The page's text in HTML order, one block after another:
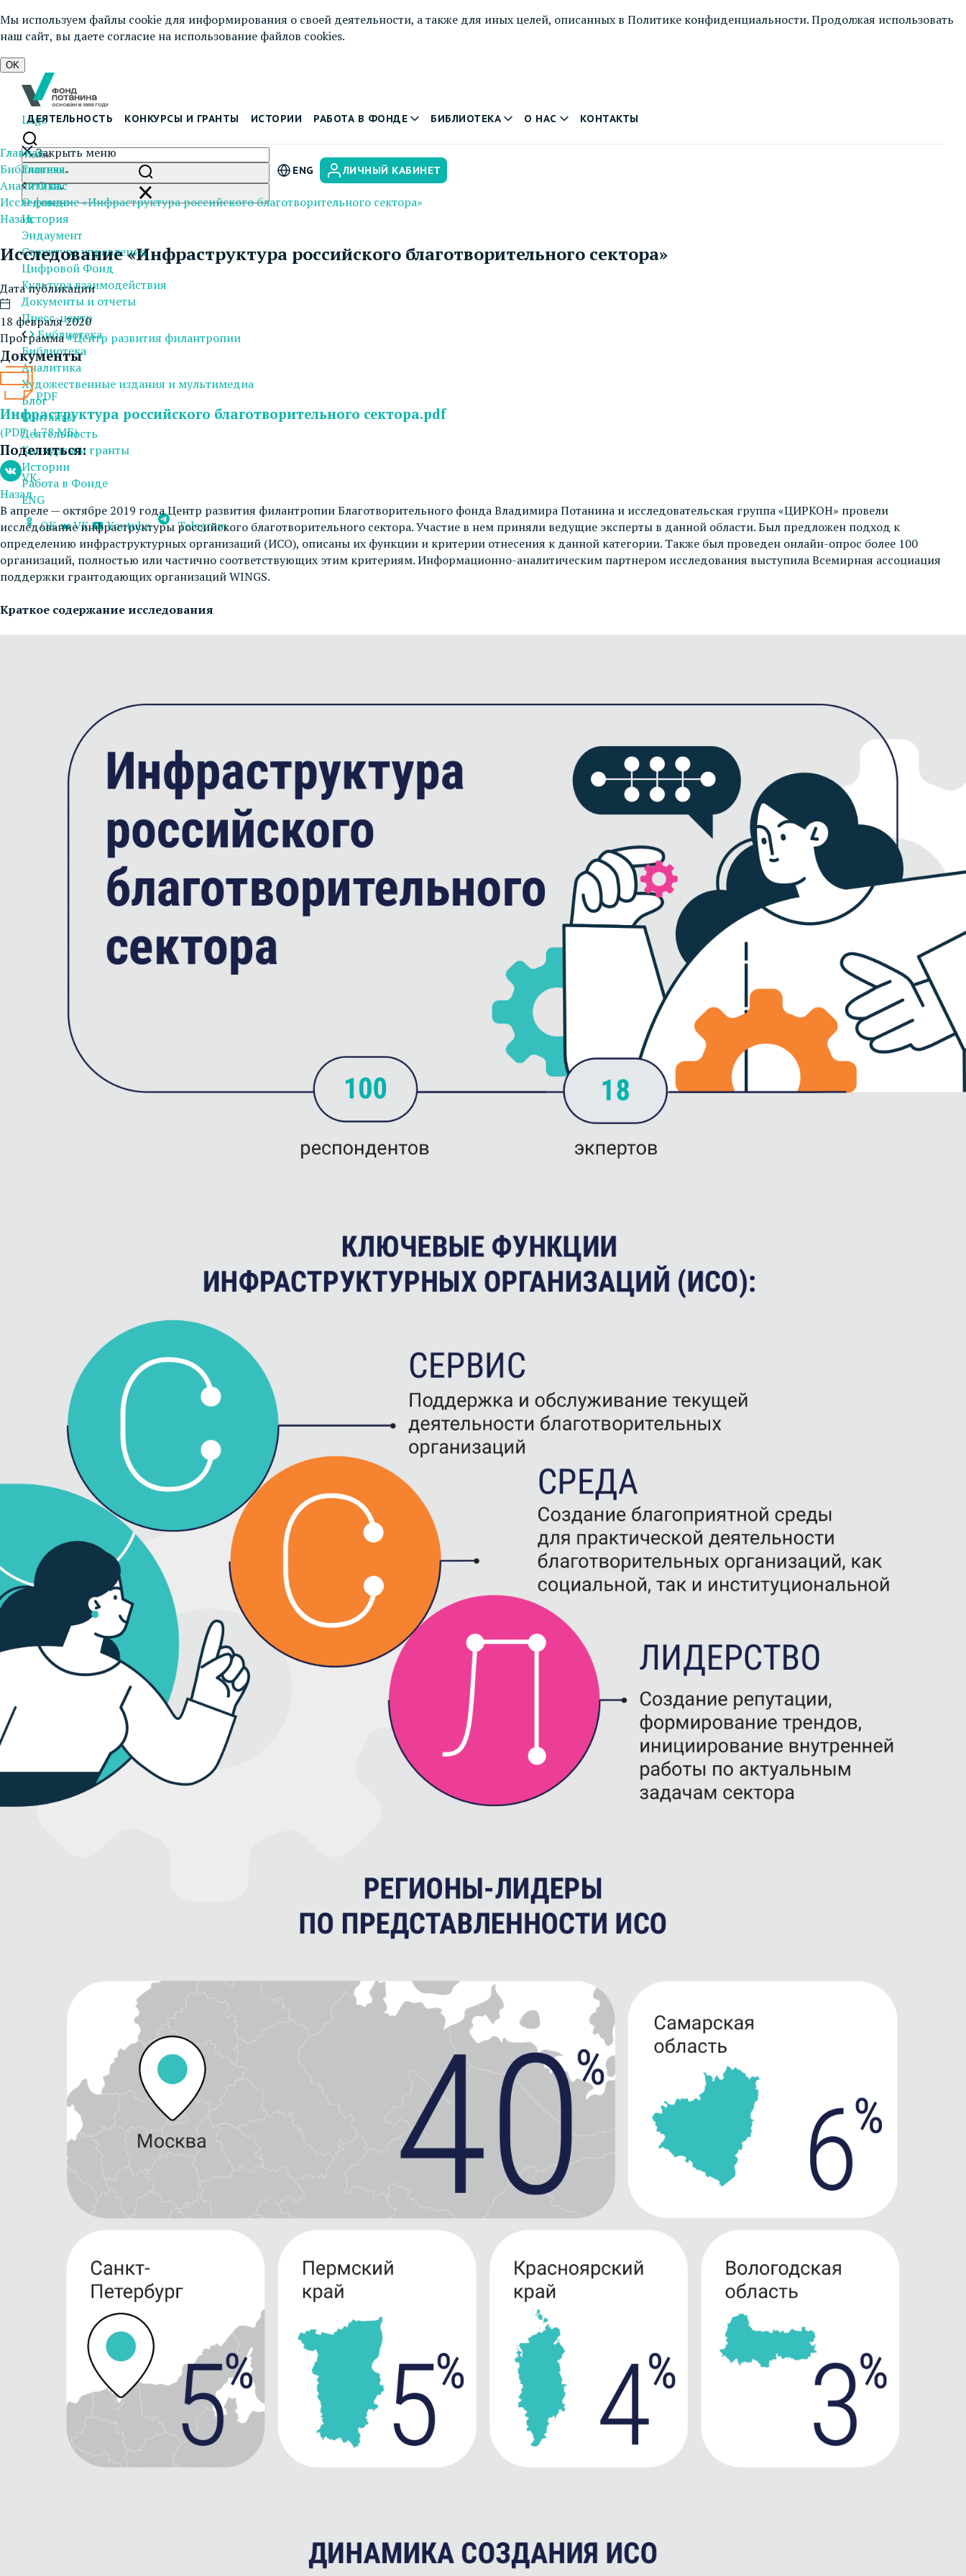
Мы используем файлы cookie для информирования о своей деятельности, а также для иных целей, описанных в Политике конфиденциальности. Продолжая использовать
наш сайт, вы даете согласие на использование файлов cookies.
OK
Logo
ДЕЯТЕЛЬНОСТЬ КОНКУРСЫ И ГРАНТЫ ИСТОРИИ РАБОТА В ФОНДЕ БИБЛИОТЕКА О НАС КОНТАКТЫ
ENG ЛИЧНЫЙ КАБИНЕТ
Закрыть меню
Главная
О нас
О фонде
История
Эндаумент
Структура управления
Цифровой Фонд
Культура взаимодействия
Документы и отчеты
Пресс-центр
Библиотека
Библиотека
Аналитика
Художественные издания и мультимедиа
Блог
Контакты
Деятельность
Конкурсы и гранты
Истории
Работа в Фонде
ENG
OK
VK Youtube Telegram
Главная
Библиотека
Аналитика
Исследование «‎Инфраструктура российского благотворительного сектора»‎
Назад
Исследование «‎Инфраструктура российского благотворительного сектора»‎
Дата публикации
18 февраля 2020
Программа#Центр развития филантропии
Документы
PDF
Инфраструктура российского благотворительного сектора.pdf
(PDF, 1.78 МБ)
Поделиться:
VK
Назад
В апреле — октябре 2019 года Центр развития филантропии Благотворительного фонда Владимира Потанина и исследовательская группа «ЦИРКОН» провели
исследование инфраструктуры российского благотворительного сектора. Участие в нем приняли ведущие эксперты в данной области. Был предложен подход к
определению инфраструктурных организаций (ИСО), описаны их функции и критерии отнесения к данной категории. Также был проведен онлайн-опрос более 100
организаций, полностью или частично соответствующих этим критериям. Информационно-аналитическим партнером исследования выступила Всемирная ассоциация
поддержки грантодающих организаций WINGS.
Краткое содержание исследования